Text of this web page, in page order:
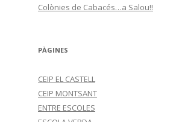
Colònies de Cabacés…a Salou!!
PÀGINES
CEIP EL CASTELL
CEIP MONTSANT
ENTRE ESCOLES